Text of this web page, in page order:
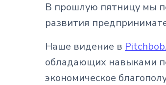
В прошлую пятницу мы
развития
Наше видение в
обладающих навыками
экономическое